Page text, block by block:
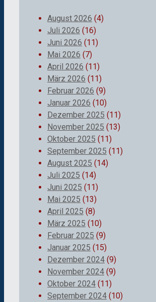
August 2026 (4)
Juli 2026 (16)
Juni 2026 (11)
Mai 2026 (7)
April 2026 (11)
März 2026 (11)
Februar 2026 (9)
Januar 2026 (10)
Dezember 2025 (11)
November 2025 (13)
Oktober 2025 (11)
September 2025 (11)
August 2025 (14)
Juli 2025 (14)
Juni 2025 (11)
Mai 2025 (13)
April 2025 (8)
März 2025 (10)
Februar 2025 (9)
Januar 2025 (15)
Dezember 2024 (9)
November 2024 (9)
Oktober 2024 (11)
September 2024 (10)